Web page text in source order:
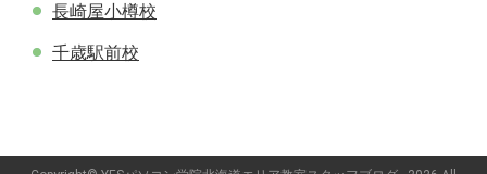
長崎屋小樽校
千歳駅前校